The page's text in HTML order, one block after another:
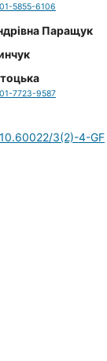
5855-6106
Паращук
7723-9587
3(2)-4-GF